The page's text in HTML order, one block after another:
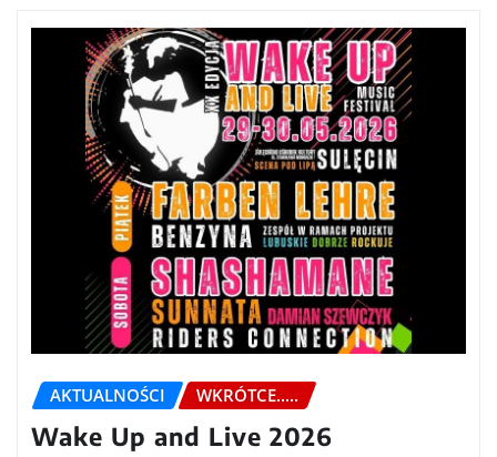
AKTUALNOŚCI WKRÓTCE.....
Wake Up and Live 2026